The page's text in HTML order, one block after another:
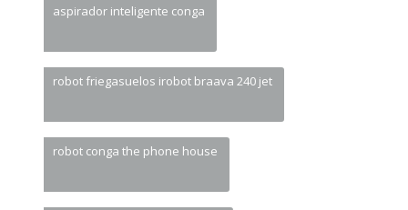
aspirador inteligente conga
robot friegasuelos irobot braava 240 jet
robot conga the phone house